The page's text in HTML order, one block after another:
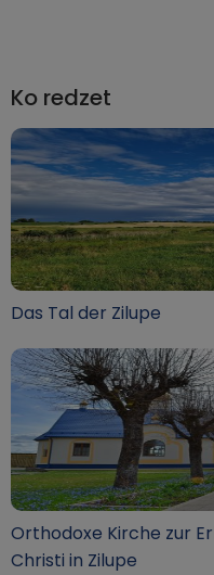
Ko redzet
Das Tal der Zilupe
Orthodoxe Kirche zur
Christi in Zilupe